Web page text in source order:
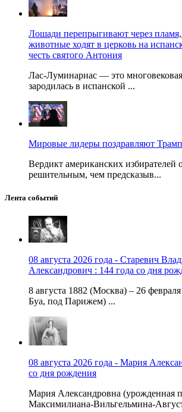
Лошади перепрыгивают через
животные ходят в церковь на
честь святого Антония
Лас-Луминариас — это
зародилась в испанской ...
Мировые лидеры поздравляют
Вердикт американских избирателей
решительным, чем предсказыв...
Лента событий
08 августа 2026 года - Старевич
Александрович : 144 года со дня
8 августа 1882 (Москва) – 26
Буа, под Парижем) ...
08 августа 2026 года - Мария
со дня рождения
Мария Александровна (урожденная
Максимилиана-Вильгельмина-